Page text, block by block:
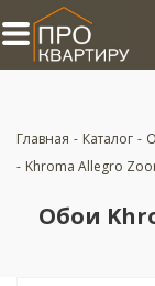
Главная - Каталог -
- Khroma Allegro
Обои